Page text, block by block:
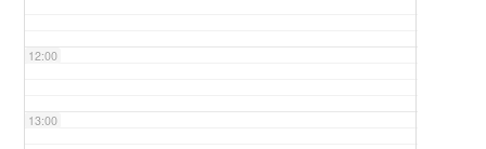
12:00
13:00